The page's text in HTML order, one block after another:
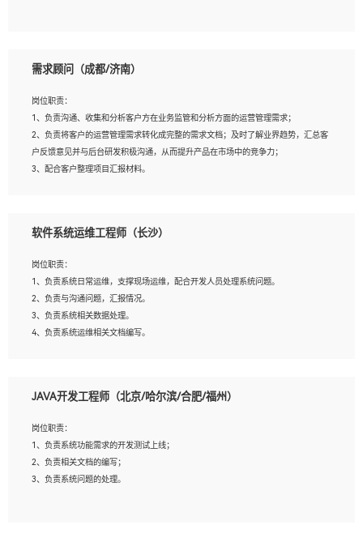
2、2年以上图像处理开发经验，熟悉python和spark开发；
深度学习系统环境；
4、熟悉OPENCV、HALCON等常用图像处理软件，熟练进行图像处理；
5、熟悉主流的分类算法、聚类算法和关联分析算法原理，能熟练使用神经网络算法
的进行业务建模；
6、对OCR领域有深入的研究，熟悉模型调参，压缩和整型化方法；
需求顾问（成都/济南）
岗位职责：
1、负责沟通、收集和分析客户方在业务监管和分析方面的运营管理需求；
2、负责将客户的运营管理需求转化成完整的需求文档；及时了解业界趋势，汇总客
户反馈意见并与后台研发积极沟通，从而提升产品在市场中的竞争力；
3、配合客户整理项目汇报材料。
1、3年以上运营或解决方案的工作经验。
征，可独立提出完整的优化方案,并推动方案执行达成结果；熟练使用PPT、
WORD、EXCEL等办公软件；
3、深入理解公司各项AI产品和技术信息；具有较强的文档编写能力，能独立撰写
PPT、方案建议书等，面试时需携带个人制作的专业PPT文件进行展示。
软件系统运维工程师（长沙）
岗位职责：
1、负责系统日常运维，支撑现场运维，配合开发人员处理系统问题。
2、负责与沟通问题，汇报情况。
3、负责系统相关数据处理。
4、负责系统运维相关文档编写。
岗位要求：
2、精通linux命令。
3、熟悉oracle、mysql 数据库。
4、善于沟通，具有良好的团队合作精神和协作能力。
5、必须有实际的生产环境系统维护经验。
JAVA开发工程师（北京/哈尔滨/合肥/福州）
岗位职责：
1、负责系统功能需求的开发测试上线；
2、负责相关文档的编写；
3、负责系统问题的处理。